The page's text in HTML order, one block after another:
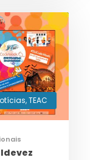
,TEAC